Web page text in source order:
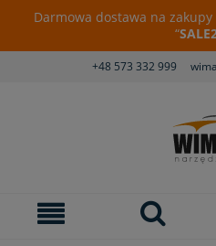
Darmowa dostawa na zakupy
“
+48 573 332 999